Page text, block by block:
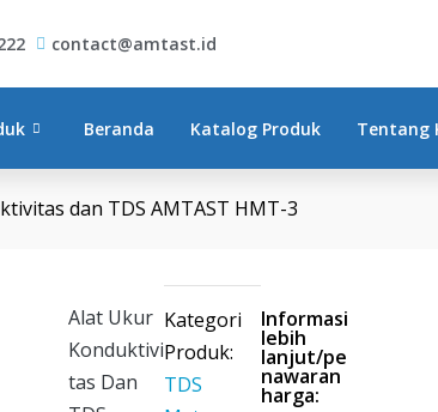
contact@amtast.id
Beranda Katalog Produk Tentang
dan TDS AMTAST HMT-3
Alat Ukur
Konduktivi
tas Dan
Kategori
Produk:
TDS
Informasi
lebih
lanjut/pe
nawaran
harga:
HMT-3